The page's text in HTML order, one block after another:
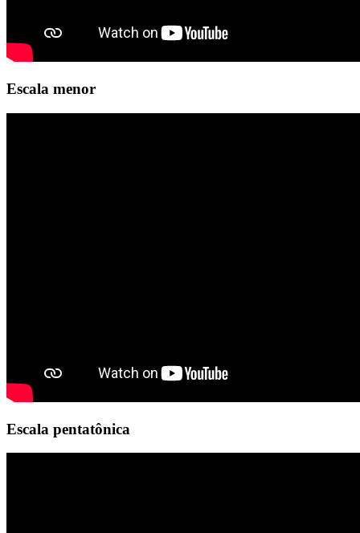
Escala menor
Escala pentatônica